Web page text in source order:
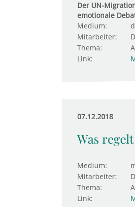
Der UN-
emotionale
Medium:
Mitarbeiter:
Thema:
Link:
07.12.2018
Was
Medium:
Mitarbeiter:
Thema:
Link: